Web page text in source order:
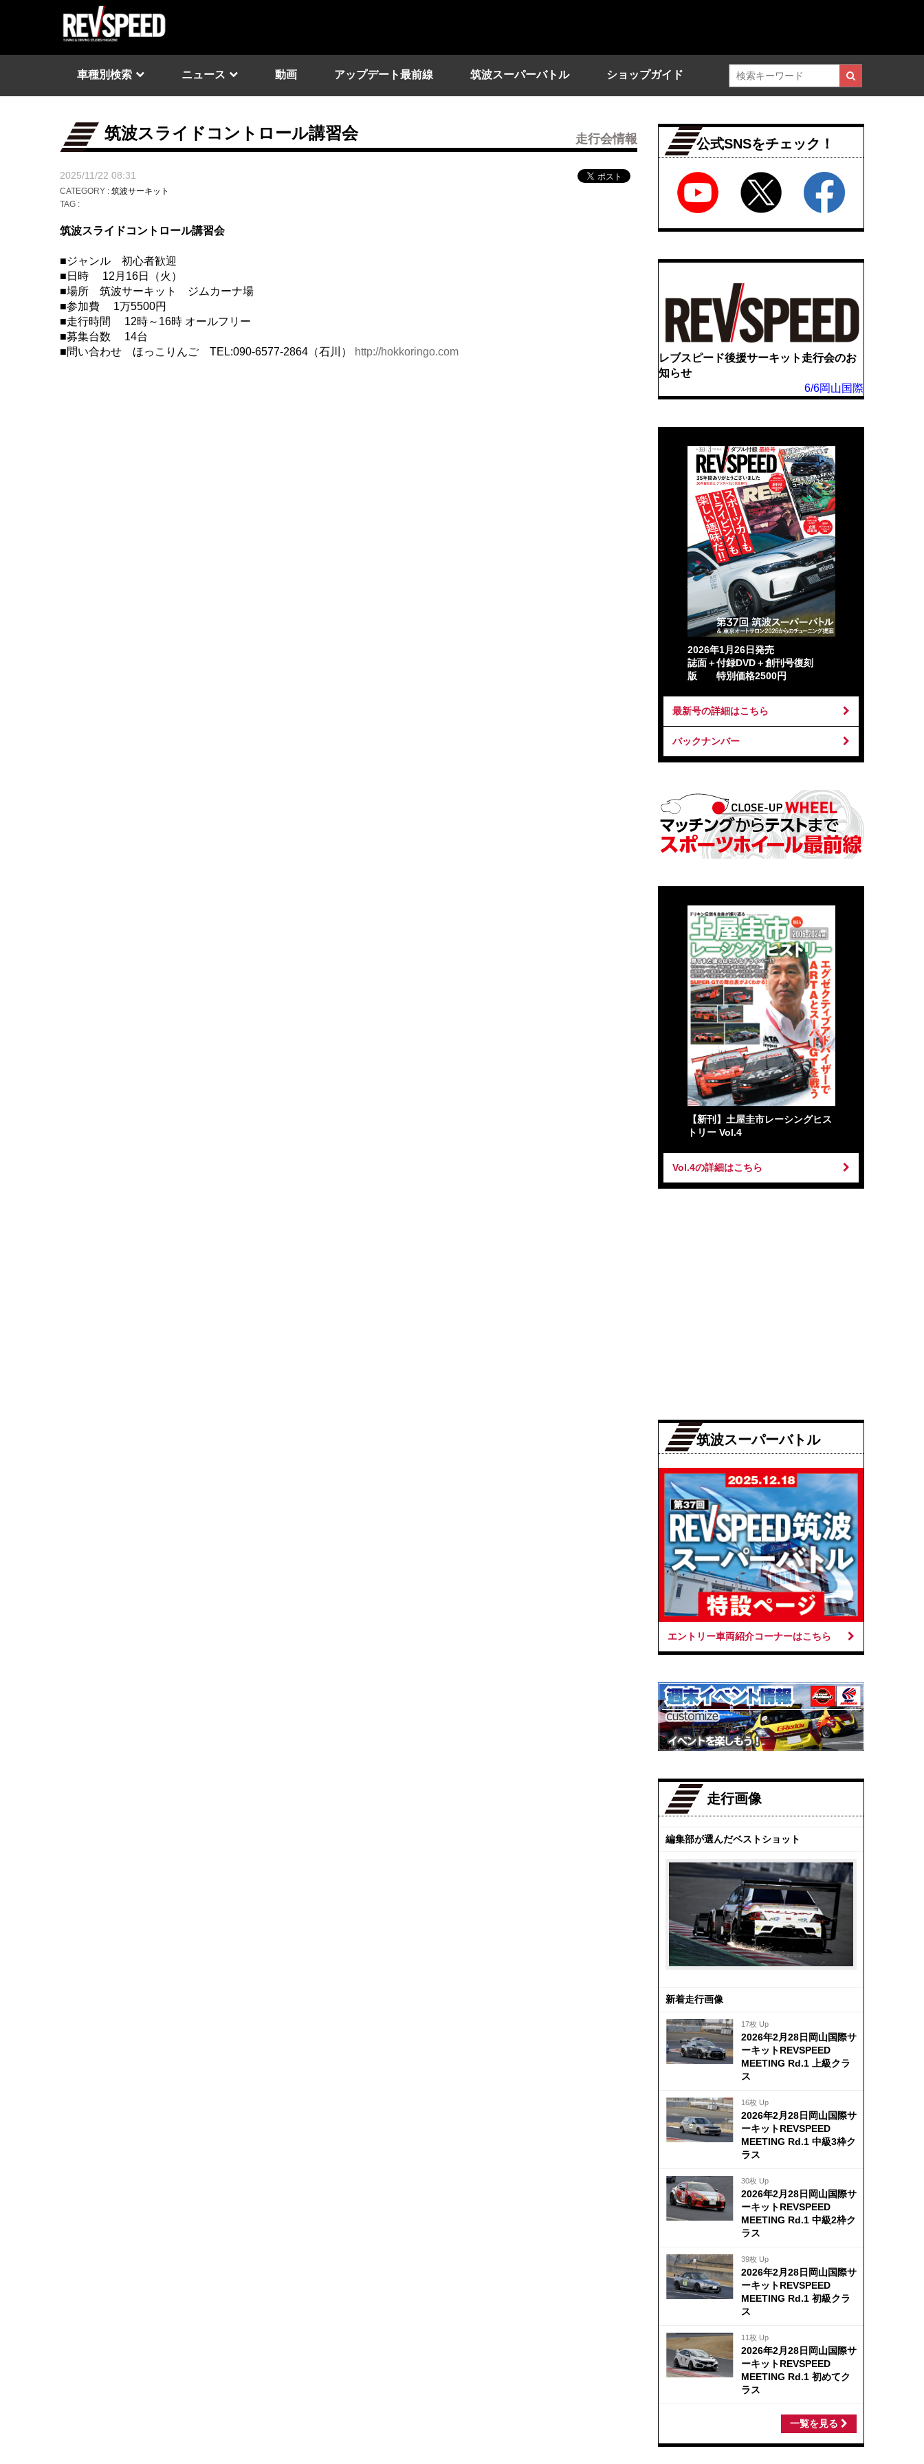
車種別検索 ニュース 動画 アップデート最前線 筑波スーパーバトル ショップガイド
筑波スライドコントロール講習会 走行会情報
2025/11/22 08:31
CATEGORY : 筑波サーキット
TAG :
筑波スライドコントロール講習会
■ジャンル 初心者歓迎
■日時 12月16日（火）
■場所 筑波サーキット ジムカーナ場
■参加費 1万5500円
■走行時間 12時～16時 オールフリー
■募集台数 14台
■問い合わせ ほっこりんご TEL:090-6577-2864（石川）
http://hokkoringo.com
公式SNSをチェック！
レブスピード後援サーキット走行会のお
知らせ
6/6岡山国際
2026年1月26日発売
誌面＋付録DVD＋創刊号復刻
版 特別価格2500円
最新号の詳細はこちら
バックナンバー
【新刊】土屋圭市レーシングヒス
トリー Vol.4
Vol.4の詳細はこちら
筑波スーパーバトル
エントリー車両紹介コーナーはこちら
走行画像
編集部が選んだベストショット
新着走行画像
17枚 Up
2026年2月28日岡山国際サ
ーキットREVSPEED
MEETING Rd.1 上級クラ
ス
16枚 Up
2026年2月28日岡山国際サ
ーキットREVSPEED
MEETING Rd.1 中級3枠ク
ラス
30枚 Up
2026年2月28日岡山国際サ
ーキットREVSPEED
MEETING Rd.1 中級2枠ク
ラス
39枚 Up
2026年2月28日岡山国際サ
ーキットREVSPEED
MEETING Rd.1 初級クラ
ス
11枚 Up
2026年2月28日岡山国際サ
ーキットREVSPEED
MEETING Rd.1 初めてク
ラス
一覧を見る